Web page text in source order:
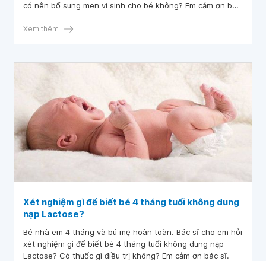
có nên bổ sung men vi sinh cho bé không? Em cảm ơn bác
Xem thêm
Xét nghiệm gì để biết bé 4 tháng tuổi không dung
nạp Lactose?
Bé nhà em 4 tháng và bú mẹ hoàn toàn. Bác sĩ cho em hỏi
xét nghiệm gì để biết bé 4 tháng tuổi không dung nạp
Lactose? Có thuốc gì điều trị không? Em cảm ơn bác sĩ.